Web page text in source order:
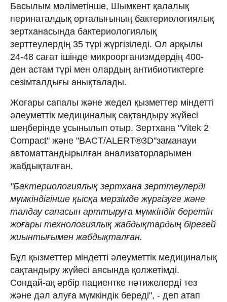
Басылым мәліметінше, Шымкент қалалық
перинаталдық орталығының бактериологиялық
зертханасында бактериологиялық
зерттеулердің 35 түрі жүргізіледі. Ол арқылы
24-48 сағат ішінде микроорганизмдердің 400-
ден астам түрі мен олардың антибиотиктерге
сезімталдығы анықталады.
Жоғары сапалы және жедел қызметтер міндетті
әлеуметтік медициналық сақтандыру жүйесі
шеңберінде ұсынылып отыр. Зертхана "Vitek 2
Compact" және "BACT/ALERT®️3D"заманауи
автоматтандырылған анализаторларымен
жабдықталған.
"Бактериологиялық зертхана зерттеулерді
мүмкіндігінше қысқа мерзімде жүргізуге және
талдау сапасын арттыруға мүмкіндік беретін
жоғары технологиялық жабдықтардың бірегей
жиынтығымен жабдықталған.
Бұл қызметтер міндетті әлеуметтік медициналық
сақтандыру жүйесі аясында қолжетімді.
Сондай-ақ әрбір пациентке нәтижелерді тез
және дәл алуға мүмкіндік береді", - деп атап